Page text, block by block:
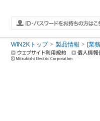
WIN2Kトップ 製品情報 [業